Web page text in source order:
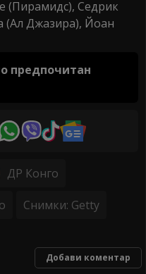
(Пирамидс), Седрик
(Ал Джазира), Йоан
предпочитан
ДР Конго
Снимки: Getty
Добави коментар